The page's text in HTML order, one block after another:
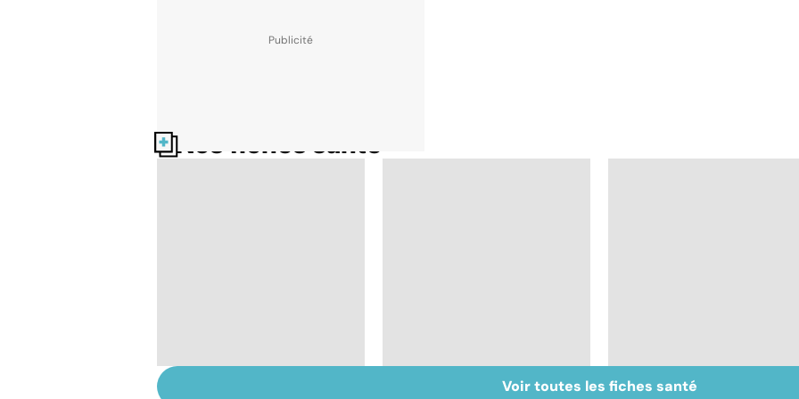
Nos fiches santé
Femmes : comment Bien vivre la
Voir toutes les fiches santé